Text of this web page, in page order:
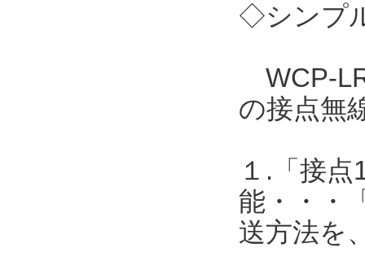
◇シンプ
WCP-
の接点無
１.「接
能・・・
送方法を